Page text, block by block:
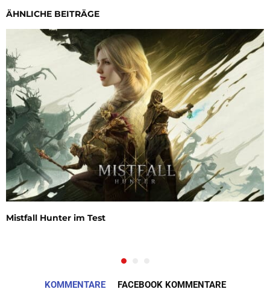
ÄHNLICHE BEITRÄGE
Mistfall Hunter im Test
KOMMENTARE FACEBOOK KOMMENTARE